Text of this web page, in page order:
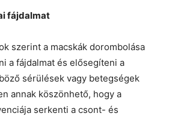
fájdalmat
szerint a macskák dorombolása
a fájdalmat és elősegíteni a
sérülések vagy betegségek
annak köszönhető, hogy a
serkenti a csont- és